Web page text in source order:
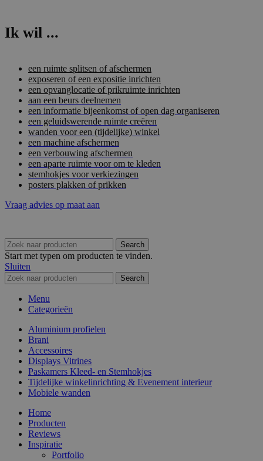
Ik wil ...
een ruimte splitsen of afschermen
exposeren of een expositie inrichten
een opvanglocatie of prikruimte inrichten
aan een beurs deelnemen
een informatie bijeenkomst of open dag organiseren
een geluidswerende ruimte creëren
wanden voor een (tijdelijke) winkel
een machine afschermen
een verbouwing afschermen
een aparte ruimte voor om te kleden
stemhokjes voor verkiezingen
posters plakken of prikken
Vraag advies op maat aan
Search
Start met typen om producten te vinden.
Sluiten
Search
Menu
Categorieën
Aluminium profielen
Brani
Accessoires
Displays Vitrines
Paskamers Kleed- en Stemhokjes
Tijdelijke winkelinrichting & Evenement interieur
Mobiele wanden
Home
Producten
Reviews
Inspiratie
Portfolio